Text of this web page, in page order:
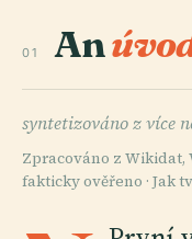
01 An
syntetizováno z více
Zpracováno z Wikidat,
fakticky ověřeno · Jak